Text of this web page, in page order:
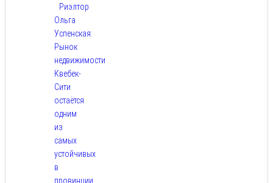
Риэлтор
Ольга
Успенская:
Рынок
недвижимости
Квебек-
Сити
остаётся
одним
из
самых
устойчивых
в
провинции